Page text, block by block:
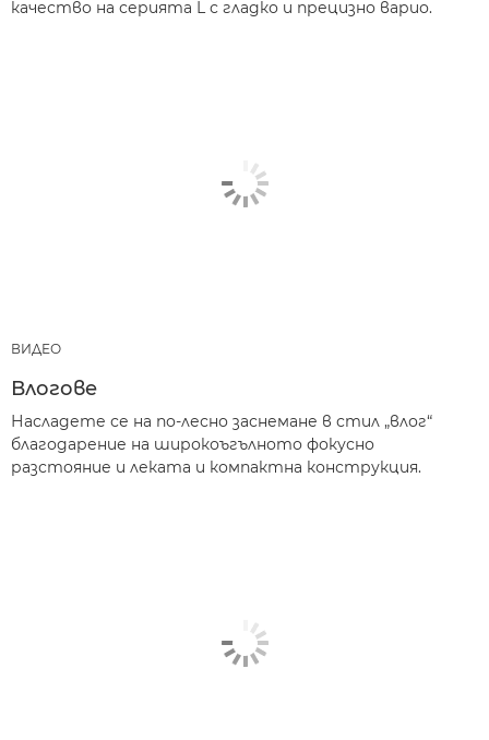
качество на серията L с гладко и прецизно варио.
ВИДЕО
Влогове
Насладете се на по-лесно заснемане в стил „влог“
благодарение на широкоъгълното фокусно
разстояние и леката и компактна конструкция.